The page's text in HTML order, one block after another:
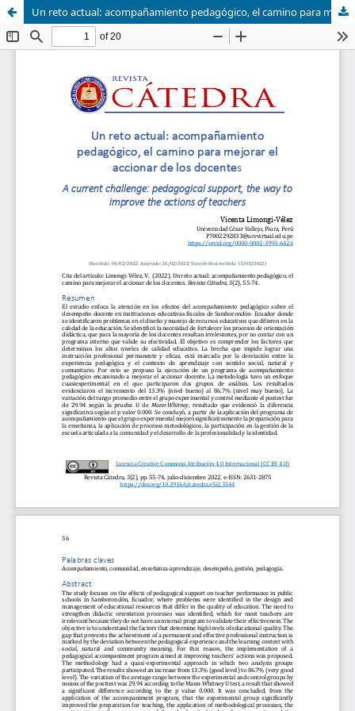
Un reto actual: acompañamiento pedagógico, el camino para mejorar el accionar de los docentes